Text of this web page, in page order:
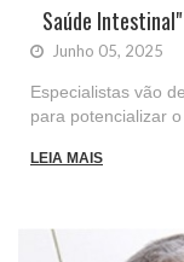
Saúde
Junho 05, 2025
Especialistas vão
para potencializar
LEIA MAIS